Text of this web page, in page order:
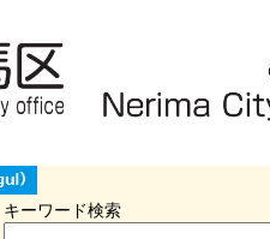
キーワード検索